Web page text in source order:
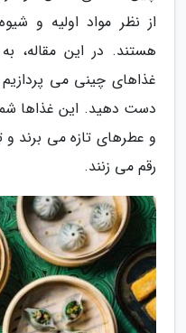
از نظر مواد اولیه و
هستند. در این مقاله،
غذاهای چینی می
دست دهید. این غذاها
و عطرهای تازه می برند و
رقم می زنند.